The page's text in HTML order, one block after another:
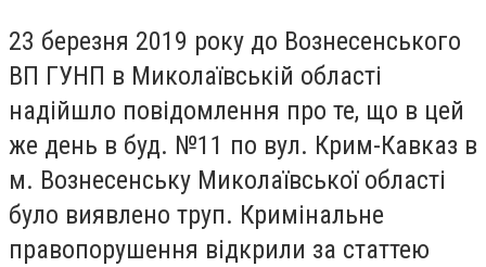
23 березня 2019 року до Вознесенського
ВП ГУНП в Миколаївській області
надійшло повідомлення про те, що в цей
же день в буд. №11 по вул. Крим-Кавказ в
м. Вознесенську Миколаївської області
було виявлено труп. Кримінальне
правопорушення відкрили за статтею